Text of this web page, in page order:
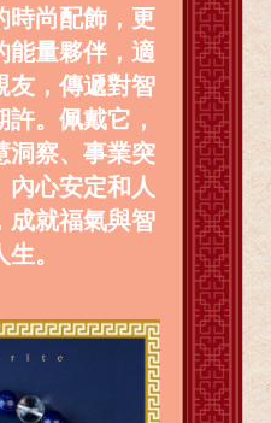
時尚配飾，更
能量夥伴，適
友，傳遞對智
。佩戴它，
洞察、事業突
內心安定和人
成就福氣與智
。